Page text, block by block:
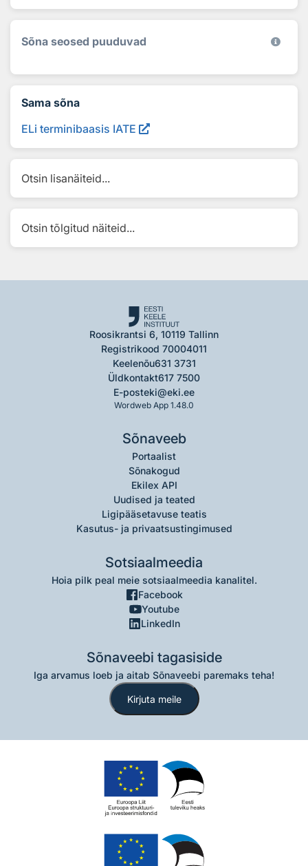
Sõna seosed puuduvad
Sama sõna
ELi terminibaasis IATE
Otsin lisanäiteid...
Otsin tõlgitud näiteid...
Roosikrantsi 6, 10119 Tallinn
Registrikood 70004011
Keelenõu631 3731
Üldkontakt617 7500
E-posteki@eki.ee
Wordweb App 1.48.0
Sõnaveeb
Portaalist
Sõnakogud
Ekilex API
Uudised ja teated
Ligipääsetavuse teatis
Kasutus- ja privaatsustingimused
Sotsiaalmeedia
Hoia pilk peal meie sotsiaalmeedia kanalitel.
Facebook
Youtube
LinkedIn
Sõnaveebi tagasiside
Iga arvamus loeb ja aitab Sõnaveebi paremaks teha!
Kirjuta meile